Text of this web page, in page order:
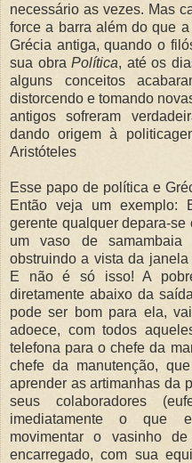
necessário as vezes. Mas
force a barra além do que
Grécia antiga, quando o
sua obra Política, até os
alguns conceitos
distorcendo e tomando
antigos sofreram
dando origem à
Aristóteles
Esse papo de política e
Então veja um exemplo:
gerente qualquer depara-se
um vaso de samambaia
obstruindo a vista da
E não é só isso! A
diretamente abaixo da
pode ser bom para ela,
adoece, com todos
telefona para o chefe da
chefe da manutenção,
aprender as artimanhas da
seus colaboradores
imediatamente o que
movimentar o vasinho
encarregado, com sua